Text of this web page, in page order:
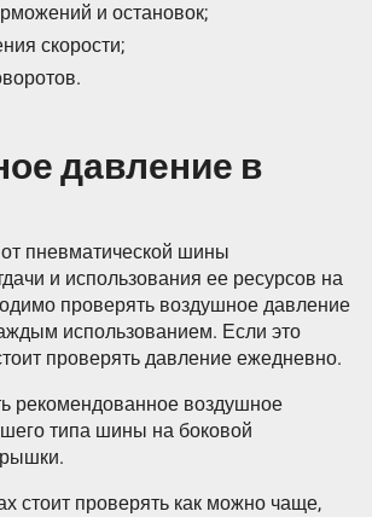
и остановок;
скорости;
давление в
пневматической шины
и использования ее ресурсов на
проверять воздушное давление
использованием. Если это
проверять давление ежедневно.
рекомендованное воздушное
типа шины на боковой
стоит проверять как можно чаще,